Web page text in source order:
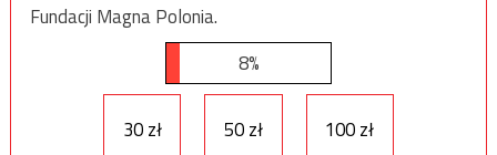
Fundacji Magna Polonia.
8%
30 zł 50 zł 100 zł